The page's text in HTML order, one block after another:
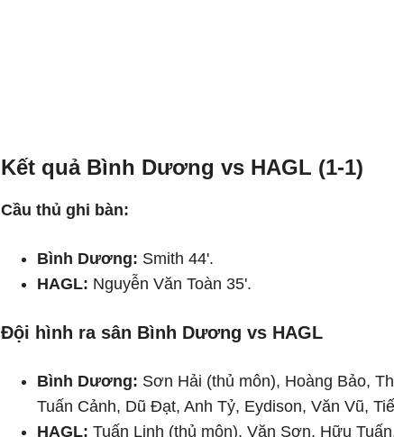
Kết quả Bình Dương vs HAGL (1-1)
Cầu thủ ghi bàn:
Bình Dương: Smith 44'.
HAGL: Nguyễn Văn Toàn 35'.
Đội hình ra sân Bình Dương vs HAGL
Bình Dương: Sơn Hải (thủ môn), Hoàng Bảo,
Tuấn Cảnh, Dũ Đạt, Anh Tỷ, Eydison, Văn Vũ,
HAGL: Tuấn Linh (thủ môn), Văn Sơn, Hữu